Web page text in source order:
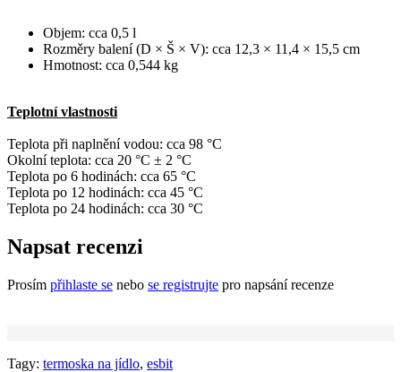
Objem: cca 0,5 l
Rozměry balení (D × Š × V): cca 12,3 × 11,4 × 15,5 cm
Hmotnost: cca 0,544 kg
Teplotní vlastnosti
Teplota při naplnění vodou: cca 98 °C
Okolní teplota: cca 20 °C ± 2 °C
Teplota po 6 hodinách: cca 65 °C
Teplota po 12 hodinách: cca 45 °C
Teplota po 24 hodinách: cca 30 °C
Napsat recenzi
Prosím přihlaste se nebo se registrujte pro napsání recenze
Tagy: termoska na jídlo, esbit